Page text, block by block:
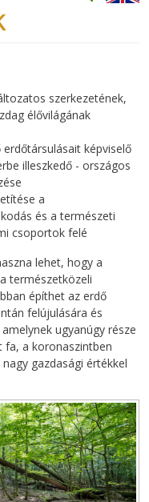
szerkezetének,
élővilágának
képviselő
illeszkedő - országos
a
és a természeti
csoportok felé
lehet, hogy a
természetközeli
építhet az erdő
felújulására és
ugyanúgy része
fa, a koronaszintben
gazdasági értékkel